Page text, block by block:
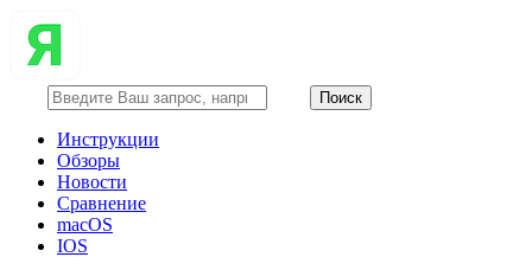
Инструкции
Обзоры
Новости
Сравнение
macOS
IOS